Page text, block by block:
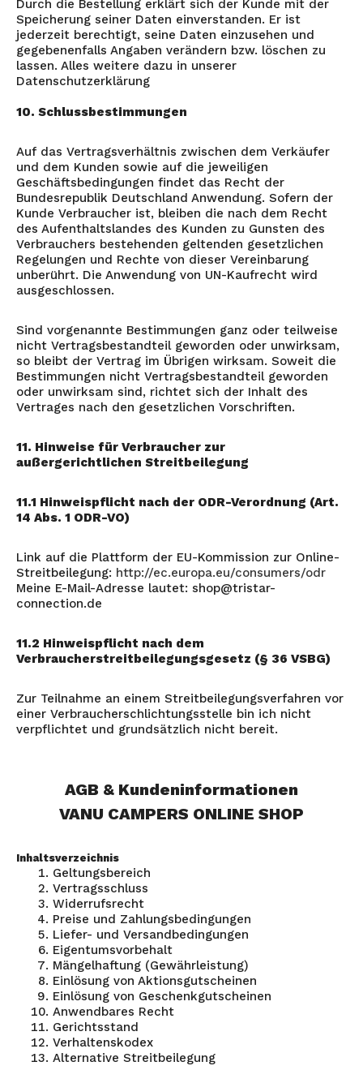
Durch die Bestellung erklärt sich der Kunde mit der
Speicherung seiner Daten einverstanden. Er ist
jederzeit berechtigt, seine Daten einzusehen und
gegebenenfalls Angaben verändern bzw. löschen zu
lassen. Alles weitere dazu in unserer
Datenschutzerklärung
10. Schlussbestimmungen
Auf das Vertragsverhältnis zwischen dem Verkäufer
und dem Kunden sowie auf die jeweiligen
Geschäftsbedingungen findet das Recht der
Bundesrepublik Deutschland Anwendung. Sofern der
Kunde Verbraucher ist, bleiben die nach dem Recht
des Aufenthaltslandes des Kunden zu Gunsten des
Verbrauchers bestehenden geltenden gesetzlichen
Regelungen und Rechte von dieser Vereinbarung
unberührt. Die Anwendung von UN-Kaufrecht wird
ausgeschlossen.
Sind vorgenannte Bestimmungen ganz oder teilweise
nicht Vertragsbestandteil geworden oder unwirksam,
so bleibt der Vertrag im Übrigen wirksam. Soweit die
Bestimmungen nicht Vertragsbestandteil geworden
oder unwirksam sind, richtet sich der Inhalt des
Vertrages nach den gesetzlichen Vorschriften.
11. Hinweise für Verbraucher zur
außergerichtlichen Streitbeilegung
11.1 Hinweispflicht nach der ODR-Verordnung (Art.
14 Abs. 1 ODR-VO)
Link auf die Plattform der EU-Kommission zur Online-
Streitbeilegung: http://ec.europa.eu/consumers/odr
Meine E-Mail-Adresse lautet: shop@tristar-
connection.de
11.2 Hinweispflicht nach dem
Verbraucherstreitbeilegungsgesetz (§ 36 VSBG)
Zur Teilnahme an einem Streitbeilegungsverfahren vor
einer Verbraucherschlichtungsstelle bin ich nicht
verpflichtet und grundsätzlich nicht bereit.
AGB & Kundeninformationen
VANU CAMPERS ONLINE SHOP
Inhaltsverzeichnis
Geltungsbereich
Vertragsschluss
Widerrufsrecht
Preise und Zahlungsbedingungen
Liefer- und Versandbedingungen
Eigentumsvorbehalt
Mängelhaftung (Gewährleistung)
Einlösung von Aktionsgutscheinen
Einlösung von Geschenkgutscheinen
Anwendbares Recht
Gerichtsstand
Verhaltenskodex
Alternative Streitbeilegung